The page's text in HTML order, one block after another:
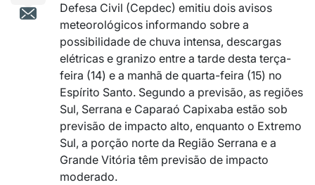
Defesa Civil (Cepdec) emitiu dois avisos
meteorológicos informando sobre a
possibilidade de chuva intensa, descargas
elétricas e granizo entre a tarde desta terça-
feira (14) e a manhã de quarta-feira (15) no
Espírito Santo. Segundo a previsão, as regiões
Sul, Serrana e Caparaó Capixaba estão sob
previsão de impacto alto, enquanto o Extremo
Sul, a porção norte da Região Serrana e a
Grande Vitória têm previsão de impacto
moderado.